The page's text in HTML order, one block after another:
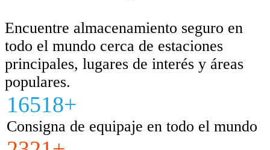
Encuentre almacenamiento seguro en
todo el mundo cerca de estaciones
principales, lugares de interés y áreas
populares.
16518+
Consigna de equipaje en todo el mundo